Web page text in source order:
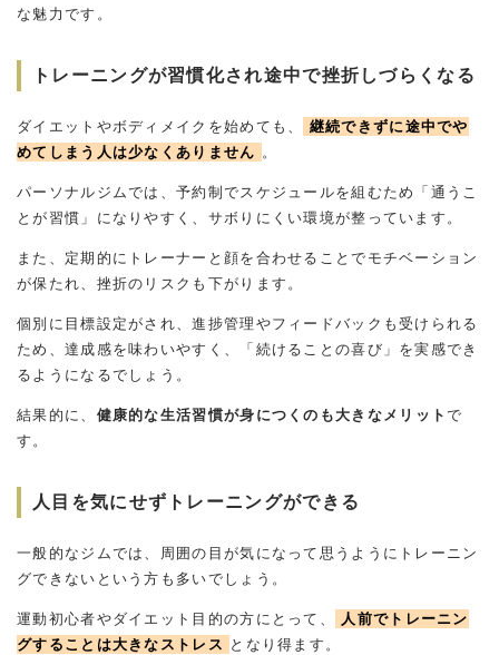
な魅力です。
トレーニングが習慣化され途中で挫折しづらくなる
ダイエットやボディメイクを始めても、
継続できずに途中でや
めてしまう人は少なくありません 。
パーソナルジムでは、予約制でスケジュールを組むため「通うこ
とが習慣」になりやすく、サボりにくい環境が整っています。
また、定期的にトレーナーと顔を合わせることでモチベーション
が保たれ、挫折のリスクも下がります。
個別に目標設定がされ、進捗管理やフィードバックも受けられる
ため、達成感を味わいやすく、「続けることの喜び」を実感でき
るようになるでしょう。
結果的に、 健康的な生活習慣が身につくのも大きなメリットで
す。
人目を気にせずトレーニングができる
一般的なジムでは、周囲の目が気になって思うようにトレーニン
グできないという方も多いでしょう。
運動初心者やダイエット目的の方にとって、
人前でトレーニン
グすることは大きなストレス となり得ます。